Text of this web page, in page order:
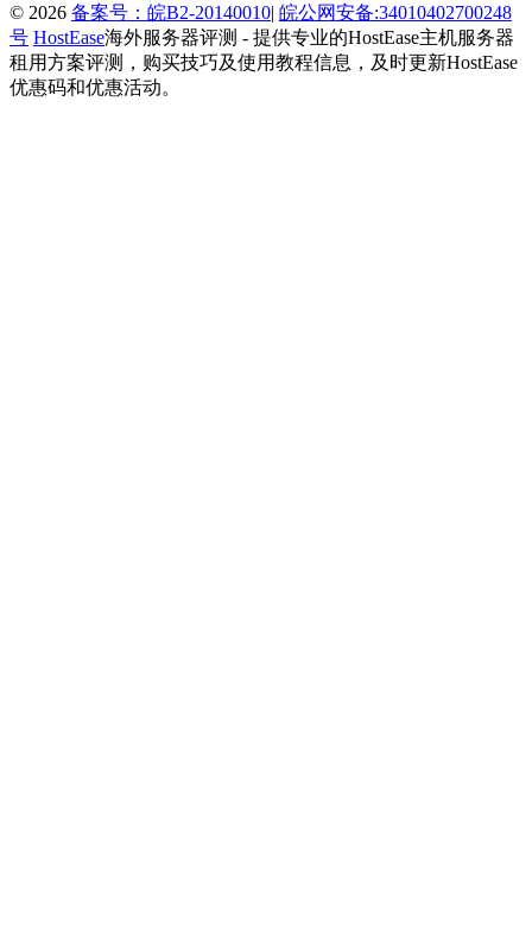
© 2026 备案号：皖B2-20140010| 皖公网安备:34010402700248
号 HostEase海外服务器评测 - 提供专业的HostEase主机服务器
租用方案评测，购买技巧及使用教程信息，及时更新HostEase
优惠码和优惠活动。